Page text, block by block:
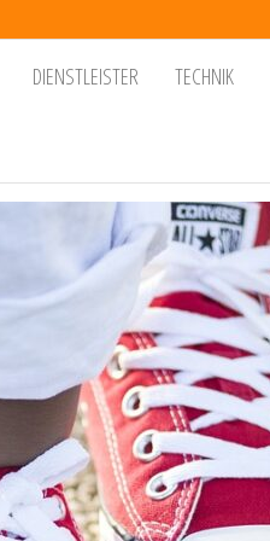
DIENSTLEISTER TECHNIK